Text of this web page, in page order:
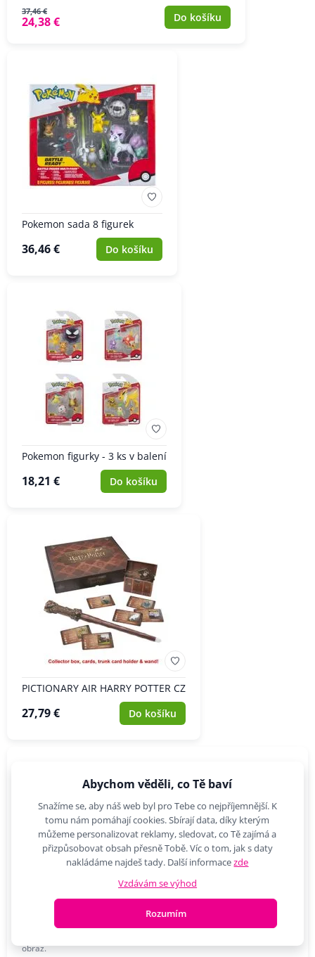
37,46 €
24,38 € Do košíku
Pokemon sada 8 figurek
36,46 € Do košíku
Pokemon figurky - 3 ks v balení
18,21 € Do košíku
PICTIONARY AIR HARRY POTTER CZ
27,79 € Do košíku
obraz.
Abychom věděli, co Tě baví
Snažíme se, aby náš web byl pro Tebe co nejpříjemnější. K
tomu nám pomáhají cookies. Sbírají data, díky kterým
můžeme personalizovat reklamy, sledovat, co Tě zajímá a
přizpůsobovat obsah přesně Tobě. Víc o tom, jak s daty
nakládáme najdeš tady. Další informacezde
Vzdávám se výhod
Rozumím